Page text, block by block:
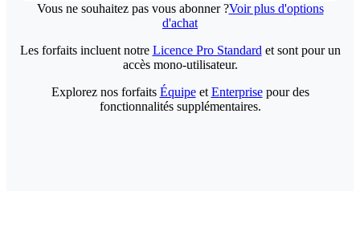
Vous ne souhaitez pas vous abonner ?Voir plus d'options
d'achat
Les forfaits incluent notre Licence Pro Standard et sont pour un
accès mono-utilisateur.
Explorez nos forfaits Équipeet Enterprisepour des
fonctionnalités supplémentaires.